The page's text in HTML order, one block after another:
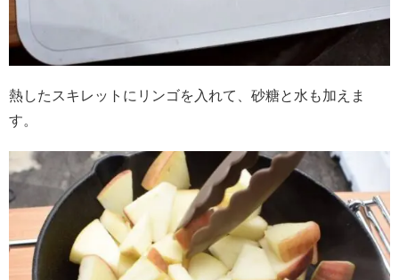
熱したスキレットにリンゴを入れて、砂糖と水も加えま
す。